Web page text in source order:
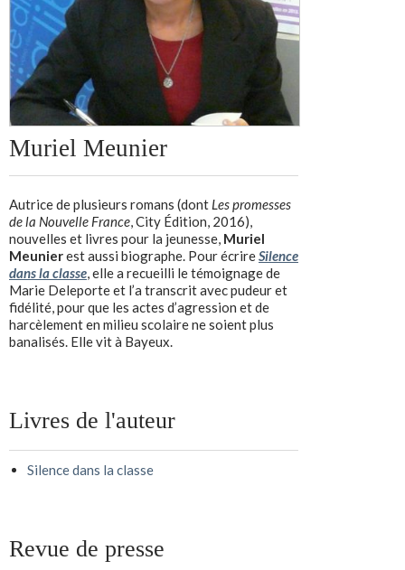
Muriel Meunier
Autrice de plusieurs romans (dont Les promesses
de la Nouvelle France, City Édition, 2016),
nouvelles et livres pour la jeunesse, Muriel
Meunierest aussi biographe. Pour écrireSilence
dans la classe, elle a recueilli le témoignage de
Marie Deleporte et l’a transcrit avec pudeur et
fidélité, pour que les actes d’agression et de
harcèlement en milieu scolaire ne soient plus
banalisés. Elle vit à Bayeux.
Livres de l'auteur
Silence dans la classe
Revue de presse